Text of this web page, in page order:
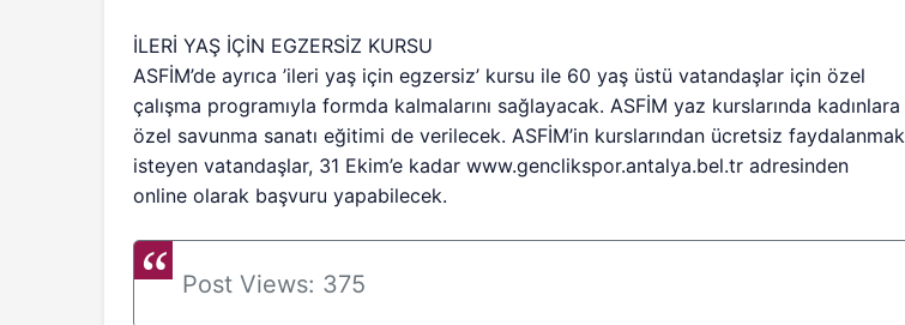
İLERİ YAŞ İÇİN EGZERSİZ KURSU
ASFİM’de ayrıca ’ileri yaş için egzersiz’ kursu ile 60 yaş üstü vatandaşlar için özel
çalışma programıyla formda kalmalarını sağlayacak. ASFİM yaz kurslarında kadınlara
özel savunma sanatı eğitimi de verilecek. ASFİM’in kurslarından ücretsiz faydalanmak
isteyen vatandaşlar, 31 Ekim’e kadar www.genclikspor.antalya.bel.tr adresinden
online olarak başvuru yapabilecek.
Post Views: 375